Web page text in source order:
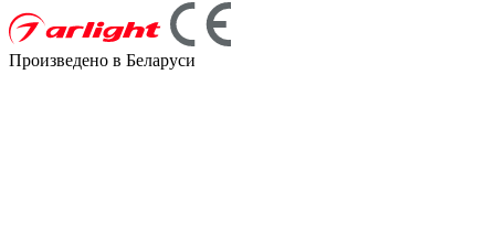
Произведено в Беларуси